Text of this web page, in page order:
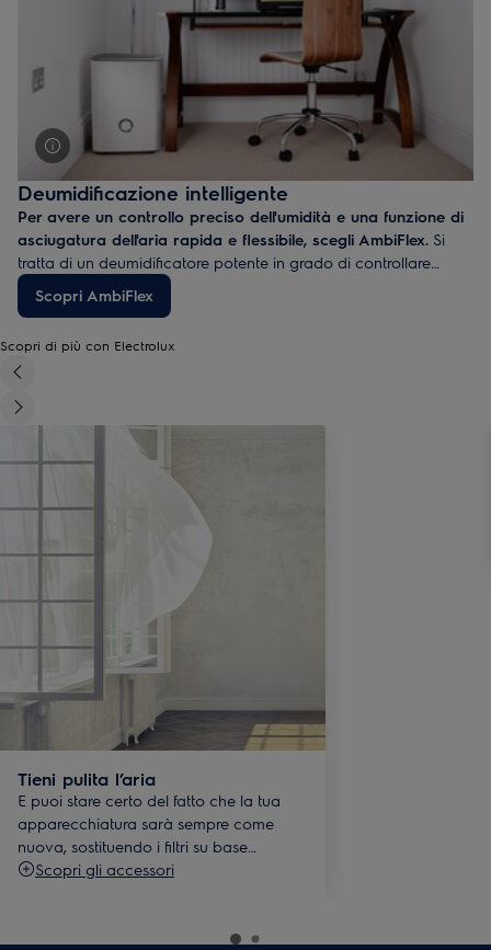
Deumidificazione intelligente
Per avere un controllo preciso dell'umidità e una funzione di
asciugatura dell'aria rapida e flessibile, scegli AmbiFlex. Si
tratta di un deumidificatore potente in grado di controllare
automaticamente l'umidità nella tua stanza. Il design elegante e
di tendenza permette di collocarlo ovunque, per garantire una
Scopri AmbiFlex
Scopri di più con Electrolux
Tieni pulita l’aria
E puoi stare certo del fatto che la tua
apparecchiatura sarà sempre come
nuova, sostituendo i filtri su base
regolare.
Scopri gli accessori